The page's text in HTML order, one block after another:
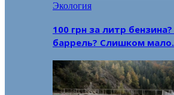
Экология
100 грн за литр
баррель? Слишком